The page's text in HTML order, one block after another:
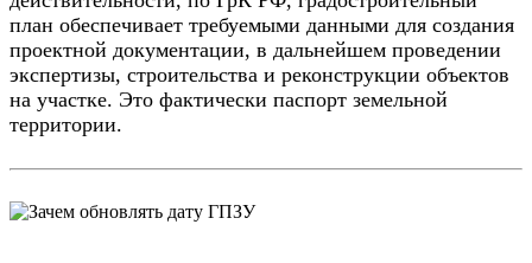
план обеспечивает требуемыми данными для создания
проектной документации, в дальнейшем проведении
экспертизы, строительства и реконструкции объектов
на участке. Это фактически паспорт земельной
территории.